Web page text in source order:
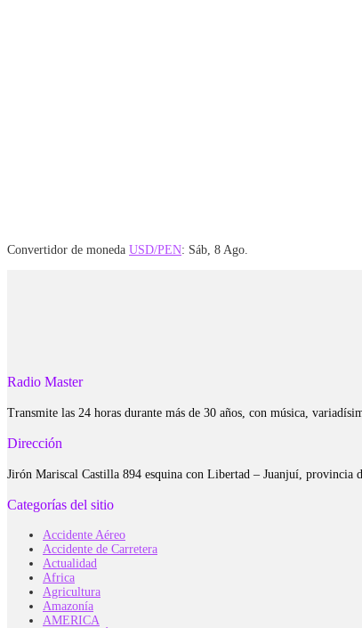
Convertidor de moneda USD/PEN: Sáb, 8 Ago.
Radio Master
Transmite las 24 horas durante más de 30 años, con música,
Dirección
Jirón Mariscal Castilla 894 esquina con Libertad – Juanjuí, provincia
Categorías del sitio
Accidente Aéreo
Accidente de Carretera
Actualidad
Africa
Agricultura
Amazonía
AMERICA